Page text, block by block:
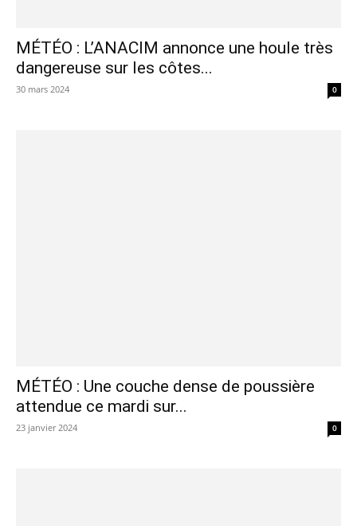
MÉTÉO : L’ANACIM annonce une houle très
dangereuse sur les côtes...
30 mars 2024 0
MÉTÉO : Une couche dense de poussière
attendue ce mardi sur...
23 janvier 2024 0